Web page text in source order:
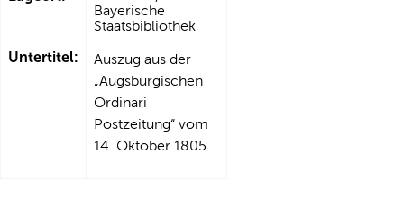
Bayerische
Staatsbibliothek
Untertitel:
Auszug aus der
„Augsburgischen
Ordinari
Postzeitung“ vom
14. Oktober 1805